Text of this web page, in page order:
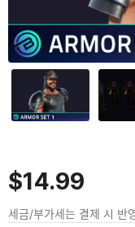
$14.99
세금/부가세는 결제 시 반